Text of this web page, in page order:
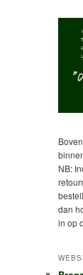
NB:
dan
in op